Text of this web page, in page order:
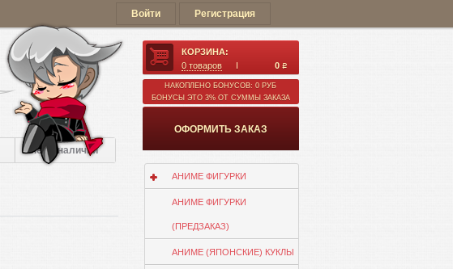
Войти Регистрация
КОРЗИНА:
0товаров 0 q
НАКОПЛЕНО БОНУСОВ: 0 РУБ
БОНУСЫ ЭТО 3% ОТ СУММЫ ЗАКАЗА
ОФОРМИТЬ ЗАКАЗ
нет в наличии
АНИМЕ ФИГУРКИ
АНИМЕ ФИГУРКИ
(ПРЕДЗАКАЗ)
АНИМЕ (ЯПОНСКИЕ) КУКЛЫ